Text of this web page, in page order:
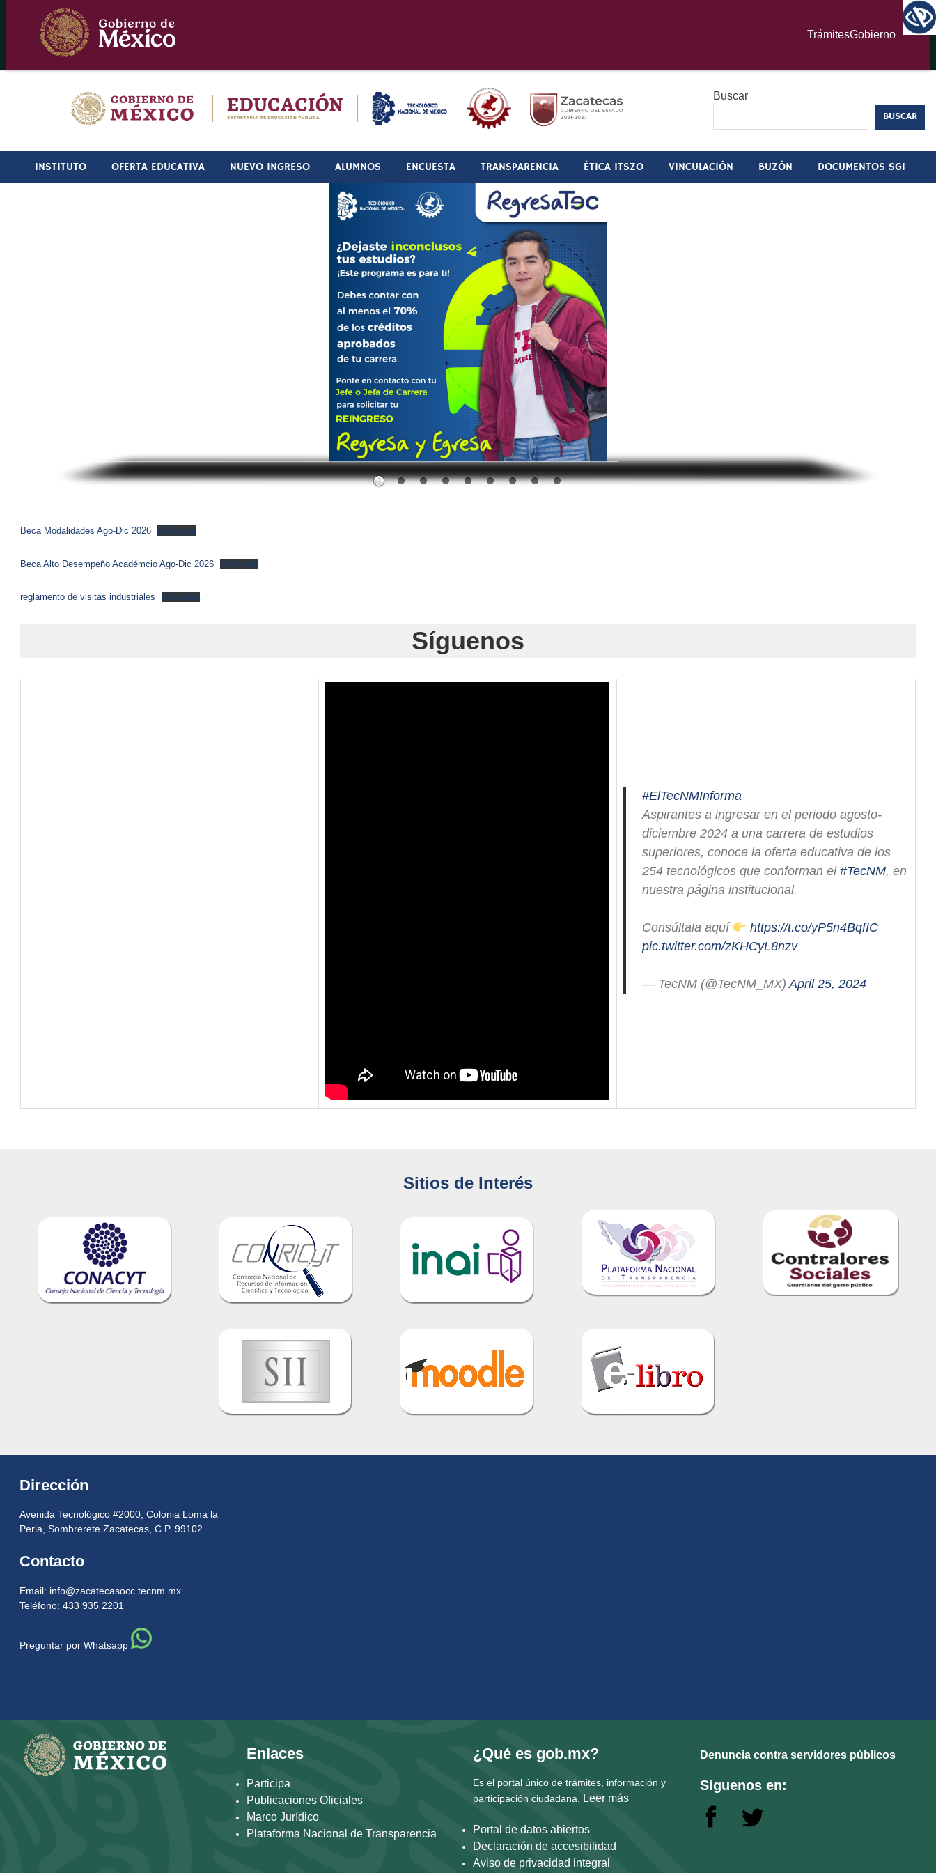
TrámitesGobierno
Buscar
BUSCAR
INSTITUTO OFERTA EDUCATIVA NUEVO INGRESO ALUMNOS ENCUESTA TRANSPARENCIA ÉTICA ITSZO VINCULACIÓN BUZÓN DOCUMENTOS SGI
Beca Modalidades Ago-Dic 2026 Descarga
Beca Alto Desempeño Académcio Ago-Dic 2026 Descarga
reglamento de visitas industriales Descarga
Síguenos
#ElTecNMInforma
Aspirantes a ingresar en el periodo agosto-
diciembre 2024 a una carrera de estudios
superiores, conoce la oferta educativa de los
254 tecnológicos que conforman el #TecNM, en
nuestra página institucional.
Consúltala aquí
https://t.co/yP5n4BqfIC
pic.twitter.com/zKHCyL8nzv
— TecNM (@TecNM_MX) April 25, 2024
Sitios de Interés
Dirección
Avenida Tecnológico #2000, Colonia Loma la
Perla, Sombrerete Zacatecas, C.P. 99102
Contacto
Email: info@zacatecasocc.tecnm.mx
Teléfono: 433 935 2201
Preguntar por Whatsapp
how to embed google map in website
Enlaces
Participa
Publicaciones Oficiales
Marco Jurídico
Plataforma Nacional de Transparencia
¿Qué es gob.mx?
Es el portal único de trámites, información y
participación ciudadana.
Leer más
Portal de datos abiertos
Declaración de accesibilidad
Aviso de privacidad integral
Denuncia contra servidores públicos
Síguenos en: